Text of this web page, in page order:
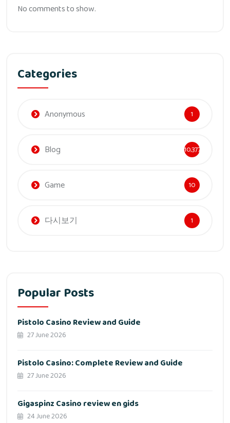
No comments to show.
Categories
Anonymous 1
Blog 10,377
Game 10
다시보기 1
Popular Posts
Pistolo Casino Review and Guide
27 June 2026
Pistolo Casino: Complete Review and Guide
27 June 2026
Gigaspinz Casino review en gids
24 June 2026